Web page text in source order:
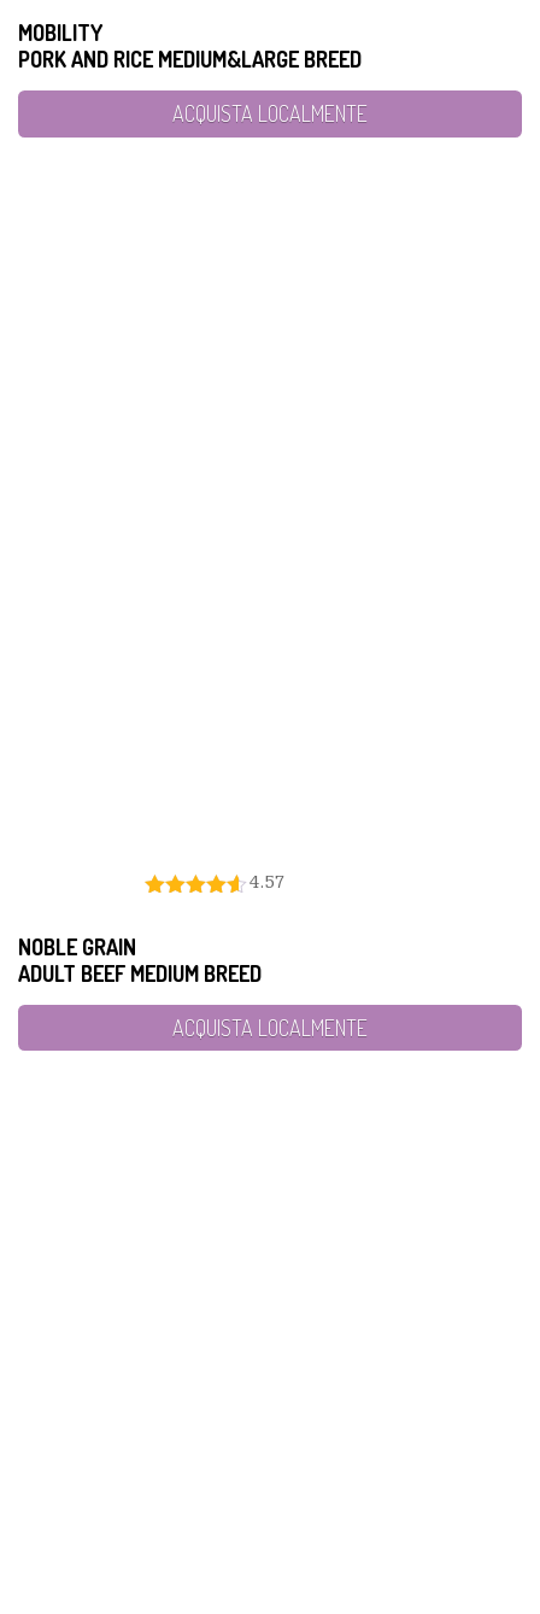
MOBILITY
PORK AND RICE MEDIUM&LARGE BREED
ACQUISTA LOCALMENTE
4.57
NOBLE GRAIN
ADULT BEEF MEDIUM BREED
ACQUISTA LOCALMENTE